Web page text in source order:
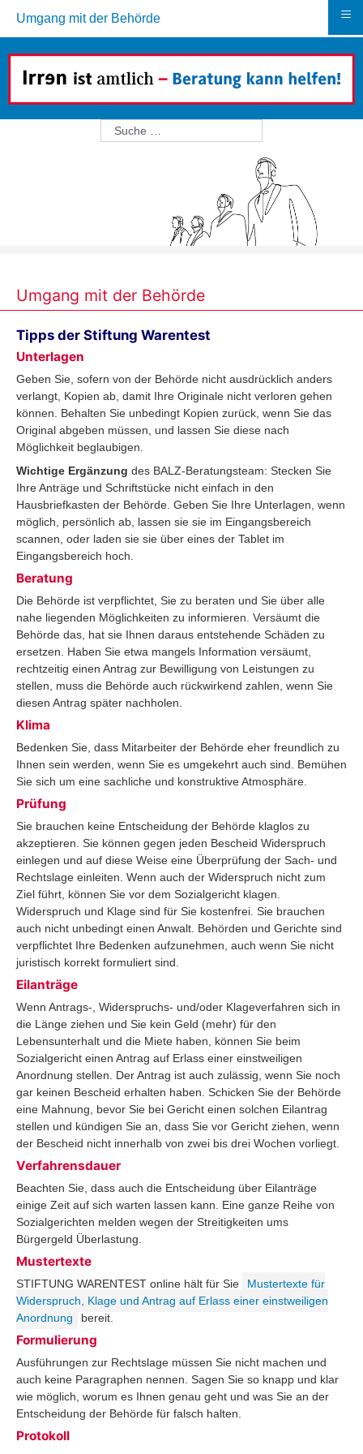
Umgang mit der Behörde
Tipps der Stiftung Warentest
Unterlagen
Geben Sie, sofern von der Behörde nicht ausdrücklich anders
verlangt, Kopien ab, damit Ihre Originale nicht verloren gehen
können. Behalten Sie unbedingt Kopien zurück, wenn Sie das
Original abgeben müssen, und lassen Sie diese nach
Möglichkeit beglaubigen.
Wichtige Ergänzung des BALZ-Beratungsteam: Stecken Sie
Ihre Anträge und Schriftstücke nicht einfach in den
Hausbriefkasten der Behörde. Geben Sie Ihre Unterlagen, wenn
möglich, persönlich ab, lassen sie sie im Eingangsbereich
scannen, oder laden sie sie über eines der Tablet im
Eingangsbereich hoch.
Beratung
Die Behörde ist verpflichtet, Sie zu beraten und Sie über alle
nahe liegenden Möglichkeiten zu informieren. Versäumt die
Behörde das, hat sie Ihnen daraus entstehende Schäden zu
ersetzen. Haben Sie etwa mangels Information versäumt,
rechtzeitig einen Antrag zur Bewilligung von Leistungen zu
stellen, muss die Behörde auch rückwirkend zahlen, wenn Sie
diesen Antrag später nachholen.
Klima
Bedenken Sie, dass Mitarbeiter der Behörde eher freundlich zu
Ihnen sein werden, wenn Sie es umgekehrt auch sind. Bemühen
Sie sich um eine sachliche und konstruktive Atmosphäre.
Prüfung
Sie brauchen keine Entscheidung der Behörde klaglos zu
akzeptieren. Sie können gegen jeden Bescheid Widerspruch
einlegen und auf diese Weise eine Überprüfung der Sach- und
Rechtslage einleiten. Wenn auch der Widerspruch nicht zum
Ziel führt, können Sie vor dem Sozialgericht klagen.
Widerspruch und Klage sind für Sie kostenfrei. Sie brauchen
auch nicht unbedingt einen Anwalt. Behörden und Gerichte sind
verpflichtet Ihre Bedenken aufzunehmen, auch wenn Sie nicht
juristisch korrekt formuliert sind.
Eilanträge
Wenn Antrags-, Widerspruchs- und/oder Klageverfahren sich in
die Länge ziehen und Sie kein Geld (mehr) für den
Lebensunterhalt und die Miete haben, können Sie beim
Sozialgericht einen Antrag auf Erlass einer einstweiligen
Anordnung stellen. Der Antrag ist auch zulässig, wenn Sie noch
gar keinen Bescheid erhalten haben. Schicken Sie der Behörde
eine Mahnung, bevor Sie bei Gericht einen solchen Eilantrag
stellen und kündigen Sie an, dass Sie vor Gericht ziehen, wenn
der Bescheid nicht innerhalb von zwei bis drei Wochen vorliegt.
Verfahrensdauer
Beachten Sie, dass auch die Entscheidung über Eilanträge
einige Zeit auf sich warten lassen kann. Eine ganze Reihe von
Sozialgerichten melden wegen der Streitigkeiten ums
Bürgergeld Überlastung.
Mustertexte
STIFTUNG WARENTEST online hält für Sie
Mustertexte für
Widerspruch, Klage und Antrag auf Erlass einer einstweiligen
Anordnung
bereit.
Formulierung
Ausführungen zur Rechtslage müssen Sie nicht machen und
auch keine Paragraphen nennen. Sagen Sie so knapp und klar
wie möglich, worum es Ihnen genau geht und was Sie an der
Entscheidung der Behörde für falsch halten.
Protokoll
Umgang mit der Behörde ≡